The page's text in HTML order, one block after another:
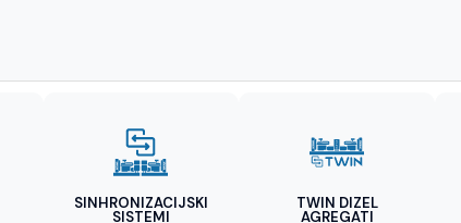
SINHRONIZACIJSKI
SISTEMI
TWIN DIZEL
AGREGATI